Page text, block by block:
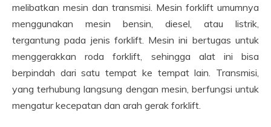
melibatkan mesin dan transmisi. Mesin forklift umumnya
menggunakan mesin bensin, diesel, atau listrik,
tergantung pada jenis forklift. Mesin ini bertugas untuk
menggerakkan roda forklift, sehingga alat ini bisa
berpindah dari satu tempat ke tempat lain. Transmisi,
yang terhubung langsung dengan mesin, berfungsi untuk
mengatur kecepatan dan arah gerak forklift.